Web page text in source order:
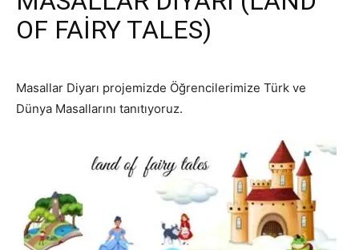
OF FAİRY TALES)
Masallar Diyarı projemizde Öğrencilerimize Türk ve
Dünya Masallarını tanıtıyoruz.